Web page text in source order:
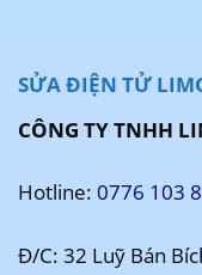
SỬA ĐIỆN TỬ
CÔNG TY TNHH
Hotline: 0776 103
Đ/C: 32 Luỹ Bán